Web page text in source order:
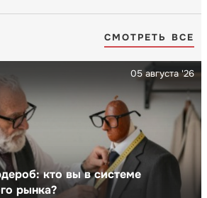
СМОТРЕТЬ ВСЕ
кто вы в системе
рынка?
05 августа '26